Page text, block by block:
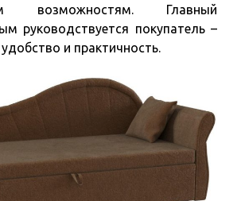
возможностям. Главный
руководствуется покупатель –
и практичность.